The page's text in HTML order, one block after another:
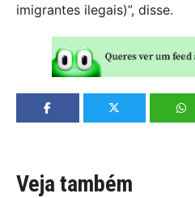
imigrantes ilegais)”, disse.
Veja também